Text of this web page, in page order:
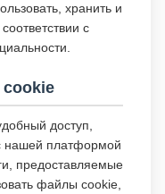
хранить и
с
доступ,
нашей платформой
предоставляемые
файлы cookie,